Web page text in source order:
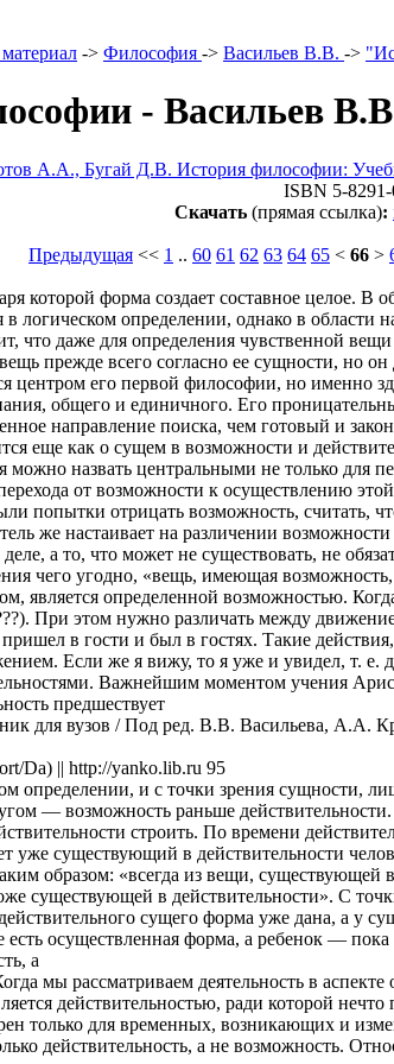
-> Философия -> Васильев B.B. ->
- Васильев
A.A., Бугай Д.В. История философии:
ISBN 5-
Скачать (прямая ссылка):
Предыдущая << 1 .. 60 61 62 63 64 65 < 66 >
которой форма создает составное целое. В
в логическом определении, однако в
что даже для определения чувственной
прежде всего согласно ее сущности, но
центром его первой философии, но именно
общего и единичного. Его
направление поиска, чем готовый и
еще как о сущем в возможности и
можно назвать центральными не только
от возможности к осуществлению
попытки отрицать возможность, считать,
же настаивает на различении
деле, а то, что может не существовать, не
чего угодно, «вещь, имеющая
является определенной возможностью.
При этом нужно различать между
пришел в гости и был в гостях. Такие
Если же я вижу, то я уже и увидел, т. е.
Важнейшим моментом учения
предшествует
для вузов / Под ред. В.В. Васильева,
Da) || http://yanko.lib.ru 95
определении, и с точки зрения сущности,
— возможность раньше
строить. По времени
уже существующий в действительности
образом: «всегда из вещи,
существующей в действительности». С
сущего форма уже дана, а у
есть осуществленная форма, а ребенок —
а
мы рассматриваем деятельность в
действительностью, ради которой
только для временных, возникающих и
действительность, а не возможность.